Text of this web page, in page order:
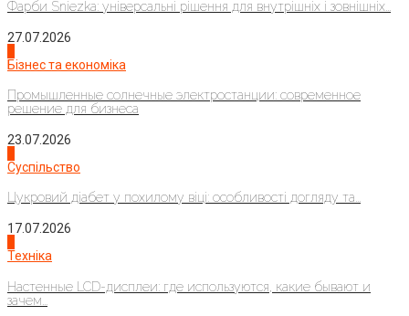
Фарби Sniezka: універсальні рішення для внутрішніх і зовнішніх...
27.07.2026
Бізнес та економіка
Промышленные солнечные электростанции: современное
решение для бизнеса
23.07.2026
Суспільство
Цукровий діабет у похилому віці: особливості догляду та...
17.07.2026
Техніка
Настенные LCD-дисплеи: где используются, какие бывают и
зачем...